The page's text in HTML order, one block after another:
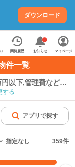
ダウンロード
閲覧履歴 お知らせ マイページ
件一覧
円以下,管理費など込み
する
アプリで探す
指定なし 359件